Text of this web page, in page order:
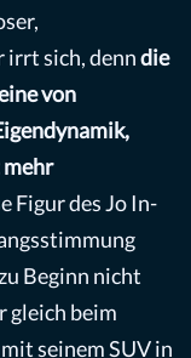
irrt sich, denndie
von
mehr
Figur des Jo In-
Beginn nicht
gleich beim
seinem SUV in